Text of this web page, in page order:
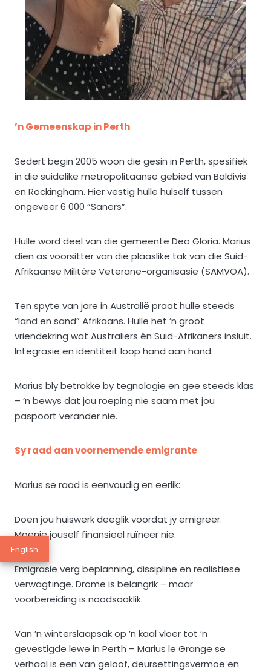
’n Gemeenskap in Perth
Sedert begin 2005 woon die gesin in Perth, spesifiek
in die suidelike metropolitaanse gebied van Baldivis
en Rockingham. Hier vestig hulle hulself tussen
ongeveer 6 000 “Saners”.
Hulle word deel van die gemeente Deo Gloria. Marius
dien as voorsitter van die plaaslike tak van die Suid-
Afrikaanse Militêre Veterane-organisasie (SAMVOA).
Ten spyte van jare in Australië praat hulle steeds
“land en sand” Afrikaans. Hulle het ’n groot
vriendekring wat Australiërs én Suid-Afrikaners insluit.
Integrasie en identiteit loop hand aan hand.
Marius bly betrokke by tegnologie en gee steeds klas
– ’n bewys dat jou roeping nie saam met jou
paspoort verander nie.
Sy raad aan voornemende emigrante
Marius se raad is eenvoudig en eerlik:
Doen jou huiswerk deeglik voordat jy emigreer.
Moenie jouself finansieel ruïneer nie.
Emigrasie verg beplanning, dissipline en realistiese
verwagtinge. Drome is belangrik – maar
voorbereiding is noodsaaklik.
Van ’n winterslaapsak op ’n kaal vloer tot ’n
gevestigde lewe in Perth – Marius le Grange se
verhaal is een van geloof, deursettingsvermoë en
English